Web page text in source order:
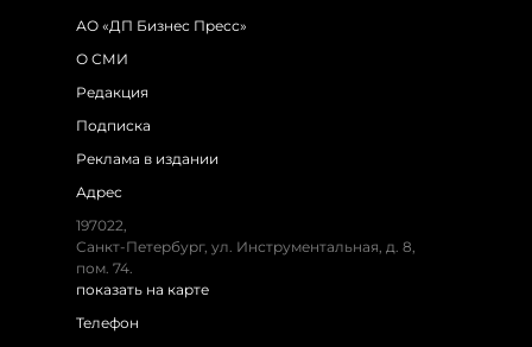
АО «ДП Бизнес Пресс»
О СМИ
Редакция
Подписка
Реклама в издании
Адрес
197022,
Санкт-Петербург, ул. Инструментальная, д. 8,
пом. 74.
показать на карте
Телефон